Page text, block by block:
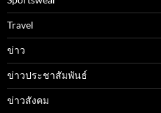
Travel
ข่าว
ข่าวประชาสัมพันธ์
ข่าวสังคม